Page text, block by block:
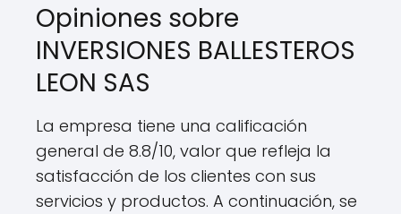
Opiniones sobre
INVERSIONES BALLESTEROS
LEON SAS
La empresa tiene una calificación
general de 8.8/10, valor que refleja la
satisfacción de los clientes con sus
servicios y productos. A continuación, se